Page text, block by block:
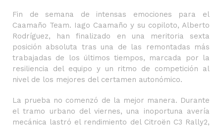
Fin de semana de intensas emociones para el
Caamaño Team. Iago Caamaño y su copiloto, Alberto
Rodríguez, han finalizado en una meritoria sexta
posición absoluta tras una de las remontadas más
trabajadas de los últimos tiempos, marcada por la
resiliencia del equipo y un ritmo de competición al
nivel de los mejores del certamen autonómico.
La prueba no comenzó de la mejor manera. Durante
el tramo urbano del viernes, una inoportuna avería
mecánica lastró el rendimiento del Citroën C3 Rally2,